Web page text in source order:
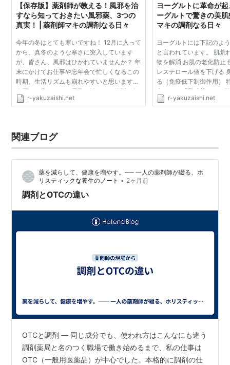
【保存版】薬剤師が教える！風邪を治
すなら知っておきたい風邪薬、3つの
真実！ | 薬剤師マキの調剤なる日々
今年の冬はとても寒いですね！ 12月に入って
から、真冬のような寒さに突入しています
が、皆さん、風邪はひかれていませんか？ 年
末にかけてお仕事や忘年会で忙しくなるこの
時期、生活リズムも崩れやすいと思います。
今回は、私マキが、風邪を治すなら絶対に知
っておきたい、風邪薬の3つの豆知識をご紹
r-yakuzaishi.net
ヨーグルトに革命が
ーグルトで驚きの美
マキの調剤なる日々
ヨーグルトには下記のよ
と言われています。 肌荒
物を解消 お肌の老化防止
レステロール値を下げる
る（免疫低下制御作用）
含まれる「乳酸菌」はお
れるため、美肌に効果的
r-yakuzaishi.net
関連ブログ
薬を減らして、健康を増やす。── 一人の薬剤師が綴る、ホ
リスティックな養生のノート • 2ヶ月前
調剤とOTCの違い
OTCと調剤 ― 同じ成分でも、使われ方はこんなにも違う
調剤薬局と名のつく職場で働き始めるまで、私の仕事は
OTC（一般用医薬品）が中心でした。本格的に調剤の仕